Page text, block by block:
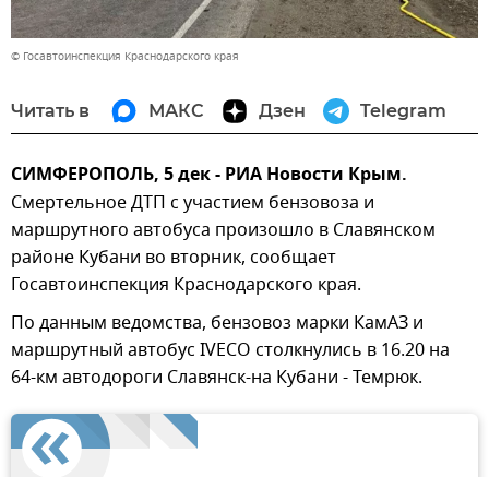
© Госавтоинспекция Краснодарского края
Читать в МАКС Дзен Telegram
СИМФЕРОПОЛЬ, 5 дек - РИА Новости Крым.
Смертельное ДТП с участием бензовоза и
маршрутного автобуса произошло в Славянском
районе Кубани во вторник, сообщает
Госавтоинспекция Краснодарского края.
По данным ведомства, бензовоз марки КамАЗ и
маршрутный автобус IVECO столкнулись в 16.20 на
64-км автодороги Славянск-на Кубани - Темрюк.